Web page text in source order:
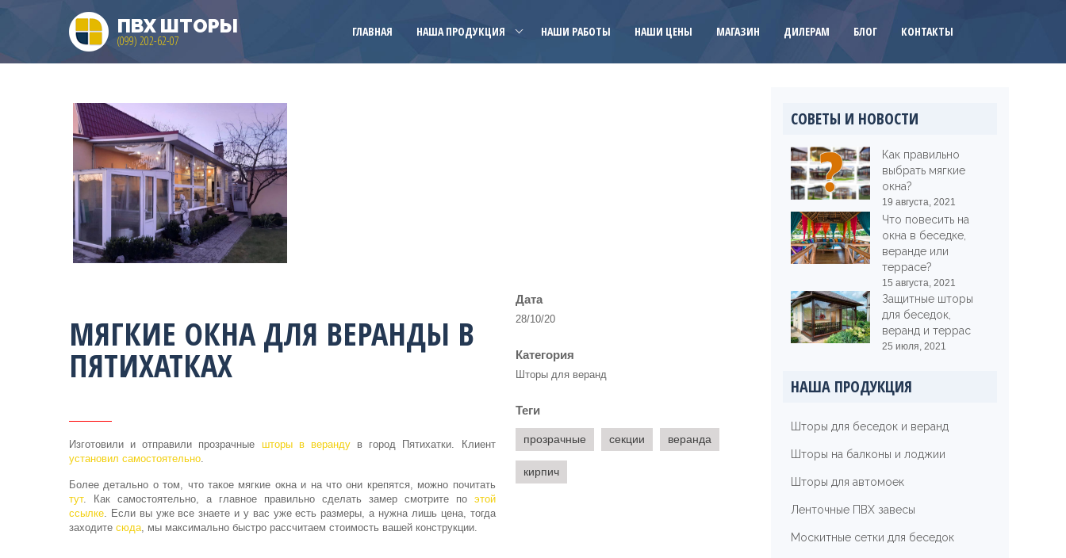
ПВХ ШТОРЫ
(099) 202-62-07
ГЛАВНАЯ НАША ПРОДУКЦИЯ НАШИ РАБОТЫ НАШИ ЦЕНЫ МАГАЗИН ДИЛЕРАМ БЛОГ КОНТАКТЫ
МЯГКИЕ ОКНА ДЛЯ ВЕРАНДЫ В
ПЯТИХАТКАХ
Изготовили и отправили прозрачные шторы в верандув город Пятихатки. Клиент
установил самостоятельно.
Более детально о том, что такое мягкие окна и на что они крепятся, можно почитать
тут. Как самостоятельно, а главное правильно сделать замер смотрите по этой
ссылке. Если вы уже все знаете и у вас уже есть размеры, а нужна лишь цена, тогда
заходите сюда, мы максимально быстро рассчитаем стоимость вашей конструкции.
Дата
28/10/20
Категория
Шторы для веранд
Теги
прозрачные секции веранда
кирпич
СОВЕТЫ И НОВОСТИ
Как правильно
выбрать мягкие
окна?
19 августа, 2021
Что повесить на
окна в беседке,
веранде или
террасе?
15 августа, 2021
Защитные шторы
для беседок,
веранд и террас
25 июля, 2021
НАША ПРОДУКЦИЯ
Шторы для беседок и веранд
Шторы на балконы и лоджии
Шторы для автомоек
Ленточные ПВХ завесы
Москитные сетки для беседок